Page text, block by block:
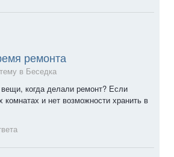
ремонта
в Беседка
когда делали ремонт? Если
комнатах и нет возможности хранить в